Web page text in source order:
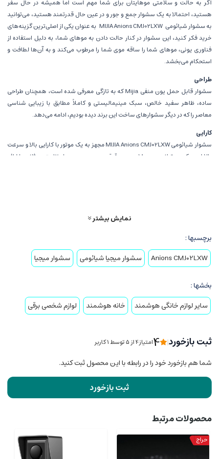
اگر به حالت و سلامتی موهایتان برای شما مهم است اما همیشه در حال سفر
هستید، احتمالا به یک سشوار جمع و جور و در عین حال قدرتمند هستید، می‌توانید
به سشوار شیائومی MIJIA Anions CMJ02LXW به عنوان یکی از اصلی‌ترین گزینه‌های
خرید فکر کنید، این سشوار در کنار حالت دادن به موهای شما، به دلیل استفاده از
فناوری یونی، موهای شما را ساقه موی شما را مرطوب می‌کند و به آن‌ها لطافت و
استحکام می‌بخشد.
طراحی
سشوار قابل حمل یون منفی Mijia که به تازگی معرفی شده است، همچنان طراحی
ساده، ظاهر سفید خالص، سبک مینیمالیستی و کاملاً مطابق با زیبایی شناسی
معاصر را که در دیگر سشوارهای ساخت این برند دیده بودیم، ادامه می‌دهد.
کارایی
سشوار شیائومی MIJIA Anions CMJ02LXW مجهز به یک موتور با کارایی بالا و سرعت
بالا است که می‌تواند به 18000 دور در دقیقه برسد و سرعت باد 12 متر بر ثانیه را ارائه
نمایش بیشتر
برچسبها :
Anions CMJ02LXW
سشوار میجیا شیائومی سشوار میجیا
بخشها :
سایر لوازم خانگی هوشمند
خانه هوشمند لوازم شخصی برقی
ثبت بازخورد|
4امتیاز4 از ۵ توسط 1 کاربر
شما هم بازخورد خود را در رابطه با این محصول ثبت کنید.
ثبت بازخورد
محصولات مرتبط